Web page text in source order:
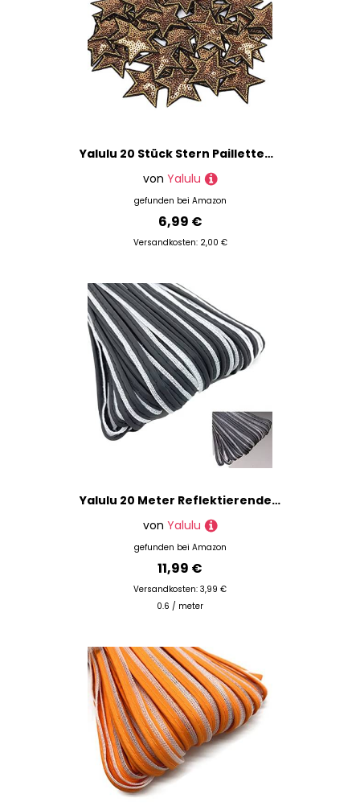
Yalulu 20 Stück Stern Pailletten Patches Aufnäher Aufbügler Applikation Zum Aufbügeln Bestickte Patches Bügelbild Stickerei Aufnäher Aufbügler Patch (Gold)
von Yalulu
gefunden bei Amazon
6,99 €
Versandkosten: 2,00 €
Yalulu 20 Meter Reflektierende Paspel-Streifen, Reflektierende Band zum Einfassung Paspelband für Kleidung, Taschen und Handtaschen (Schwarz)
von Yalulu
gefunden bei Amazon
11,99 €
Versandkosten: 3,99 €
0.6 / meter